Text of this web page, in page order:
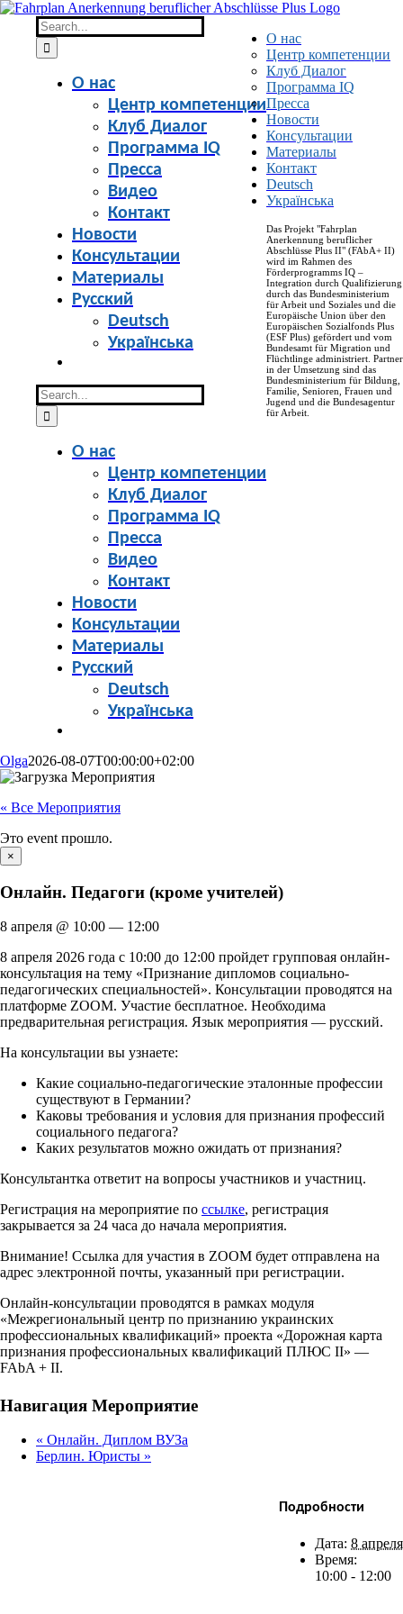
Skip
content
Search
for:
О нас
Центр компетенции
Клуб Диалог
Программа IQ
Пресса
Видео
Контакт
Новости
Консультации
Материалы
Русский
Deutsch
Українська
Search
for:
О нас
Центр компетенции
Клуб Диалог
Программа IQ
Пресса
Видео
Контакт
Новости
Консультации
Материалы
Русский
Deutsch
Українська
О нас
Центр компетенции
Клуб Диалог
Программа IQ
Пресса
Новости
Консультации
Материалы
Контакт
Deutsch
Українська
Olga2026-08-07T00:00:00+02:00
« Все Мероприятия
Это event прошло.
×
Онлайн. Педагоги (кроме учителей)
8 апреля @ 10:00 — 12:00
8 апреля 2026 года с 10:00 до 12:00 пройдет групповая онлайн-
консультация на тему «Признание дипломов социально-
педагогических специальностей». Консультации проводятся на
платформе ZOOM. Участие бесплатное. Необходима
предварительная регистрация. Язык мероприятия — русский.
На консультации вы узнаете:
Какие социально-педагогические эталонные профессии
существуют в Германии?
Каковы требования и условия для признания профессий
социального педагога?
Каких результатов можно ожидать от признания?
Консультантка ответит на вопросы участников и участниц.
Регистрация на мероприятие по ссылке, регистрация
закрывается за 24 часа до начала мероприятия.
Внимание! Ссылка для участия в ZOOM будет отправлена на
адрес электронной почты, указанный при регистрации.
Онлайн-консультации проводятся в рамках модуля
«Межрегиональный центр по признанию украинских
профессиональных квалификаций» проекта «Дорожная карта
признания профессиональных квалификаций ПЛЮС II» —
FAbA + II.
Facebook
X
Bluesky
Reddit
LinkedIn
WhatsApp
Telegram
Tumblr
Xing
Email
Copy
Навигация Мероприятие
« Онлайн. Диплом ВУЗа
Берлин. Юристы »
Подробности
Дата: 8 апреля
Время:
10:00 - 12:00
Das Projekt "Fahrplan
Anerkennung beruflicher
Abschlüsse Plus II" (FAbA+ II)
wird im Rahmen des
Förderprogramms IQ –
Integration durch Qualifizierung
durch das Bundesministerium
für Arbeit und Soziales und die
Europäische Union über den
Europäischen Sozialfonds Plus
(ESF Plus) gefördert und vom
Bundesamt für Migration und
Flüchtlinge administriert. Partner
in der Umsetzung sind das
Bundesministerium für Bildung,
Familie, Senioren, Frauen und
Jugend und die Bundesagentur
für Arbeit.